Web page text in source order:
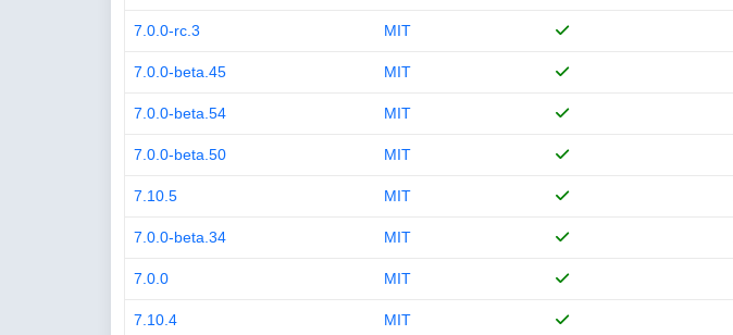
7.0.0-rc.3 MIT
7.0.0-beta.45 MIT
7.0.0-beta.54 MIT
7.0.0-beta.50 MIT
7.10.5 MIT
7.0.0-beta.34 MIT
7.0.0 MIT
7.10.4 MIT